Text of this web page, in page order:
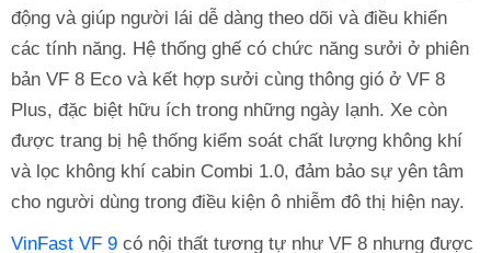
động và giúp người lái dễ dàng theo dõi và điều khiển
các tính năng. Hệ thống ghế có chức năng sưởi ở phiên
bản VF 8 Eco và kết hợp sưởi cùng thông gió ở VF 8
Plus, đặc biệt hữu ích trong những ngày lạnh. Xe còn
được trang bị hệ thống kiểm soát chất lượng không khí
và lọc không khí cabin Combi 1.0, đảm bảo sự yên tâm
cho người dùng trong điều kiện ô nhiễm đô thị hiện nay.
VinFast VF 9 có nội thất tương tự như VF 8 nhưng được